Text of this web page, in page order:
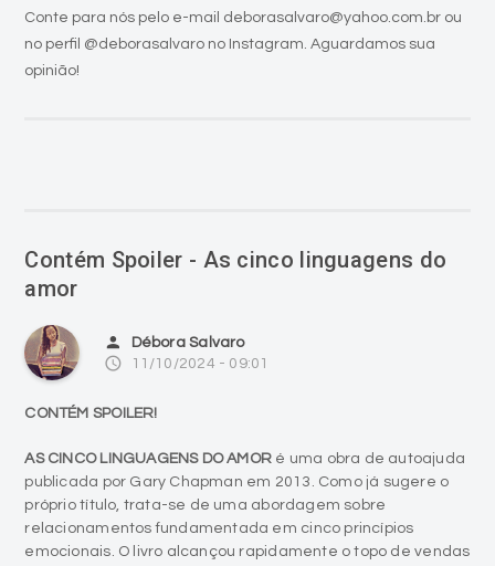
Conte para nós pelo e-mail deborasalvaro@yahoo.com.br ou
no perfil @deborasalvaro no Instagram. Aguardamos sua
opinião!
Contém Spoiler - As cinco linguagens do
amor
person Débora Salvaro
access_time 11/10/2024 - 09:01
CONTÉM SPOILER!
AS CINCO LINGUAGENS DO AMOR é uma obra de autoajuda
publicada por Gary Chapman em 2013. Como já sugere o
próprio título, trata-se de uma abordagem sobre
relacionamentos fundamentada em cinco princípios
emocionais. O livro alcançou rapidamente o topo de vendas